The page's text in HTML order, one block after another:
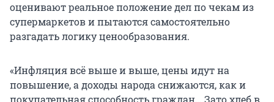
оценивают реальное положение дел по чекам из
супермаркетов и пытаются самостоятельно
разгадать логику ценообразования.
«Инфляция всё выше и выше, цены идут на
повышение, а доходы народа снижаются, как и
покупательная способность граждан… Зато хлеб в